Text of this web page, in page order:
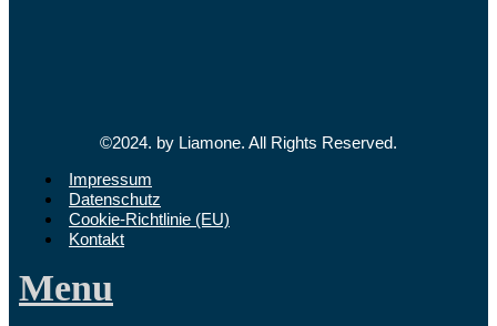
©2024. by Liamone. All Rights Reserved.
Impressum
Datenschutz
Cookie-Richtlinie (EU)
Kontakt
Menu